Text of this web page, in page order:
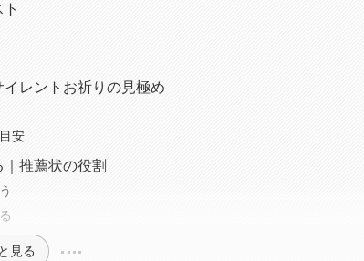
レントお祈りの見極め
安
推薦状の役割
見る